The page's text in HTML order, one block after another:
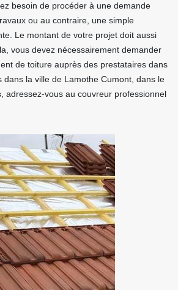
besoin de procéder à une demande
ou au contraire, une simple
Le montant de votre projet doit aussi
vous devez nécessairement demander
de toiture auprès des prestataires dans
dans la ville de Lamothe Cumont, dans le
adressez-vous au couvreur professionnel